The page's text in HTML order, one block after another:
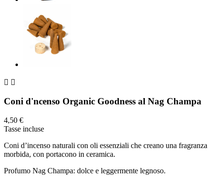
 
Coni d'ncenso Organic Goodness al Nag Champa
4,50 €
Tasse incluse
Coni d’incenso naturali con oli essenziali che creano una fragranza
morbida, con portacono in ceramica.
Profumo Nag Champa: dolce e leggermente legnoso.